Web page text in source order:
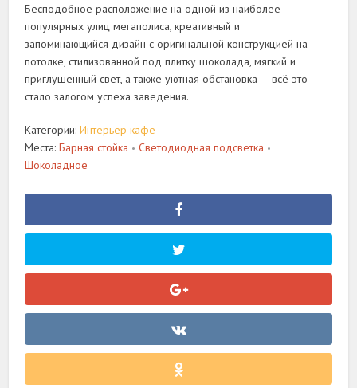
Бесподобное расположение на одной из наиболее
популярных улиц мегаполиса, креативный и
запоминающийся дизайн с оригинальной конструкцией на
потолке, стилизованной под плитку шоколада, мягкий и
приглушенный свет, а также уютная обстановка — всё это
стало залогом успеха заведения.
Категории:Интерьер кафе
Места:Барная стойка • Светодиодная подсветка •
Шоколадное